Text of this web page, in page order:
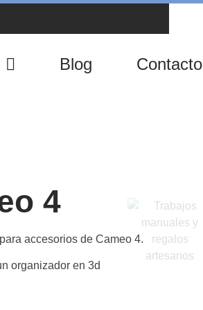
Blog Contacto
4
accesorios de Cameo 4.
organizador en 3d